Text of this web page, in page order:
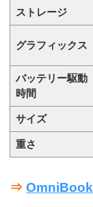
ストレージ
グラフィックス
バッテリー駆動
時間
サイズ
重さ
⇒